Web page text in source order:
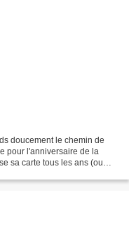
doucement le chemin de
pour l'anniversaire de la
sa carte tous les ans (ou